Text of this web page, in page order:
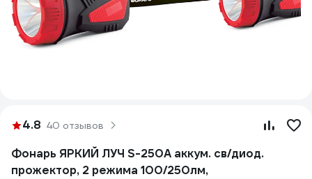
4.8 40 отзывов
Фонарь ЯРКИЙ ЛУЧ S-250A аккум. св/диод.
прожектор, 2 режима 100/250лм,